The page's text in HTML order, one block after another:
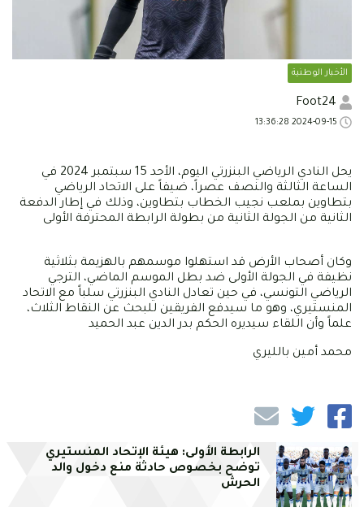
الأخبار الوطنية
يحل النادي الرياضي البنزرتي اليوم، الأحد 15 سبتمبر 2024 في
الساعة الثالثة والنصف عصراً، ضيفاً على الاتحاد الرياضي
بتطاوين بملعب نجيب الخطاب بتطاوين، وذلك في إطار الدفعة
الثانية من الجولة الثانية من بطولة الرابطة المحترفة الأولى
وكان أصحاب الأرض قد استهلوا موسمهم بالهزيمة بثلاثية
نظيفة في الجولة الأولى ضد بطل الموسم الماضي، الترجي
الرياضي التونسي، في حين تعادل النادي البنزرتي سلباً مع الاتحاد
المنستيري، وهو ما سيدفع الفريقين للبحث عن النقاط الثلاث،
علماً وأن اللقاء سيديره الحكم بدر الدين عبد الحميد
محمد أمين بالليري
الرابطة الأولى: هيئة الإتحاد المنستيري
توضح بخصوص حادثة منع دخول والد
الحرش